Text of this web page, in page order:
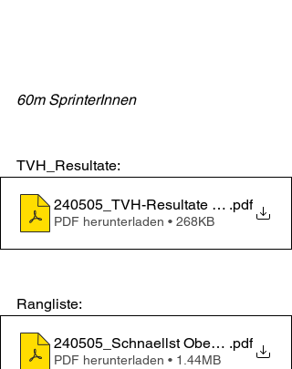
60m SprinterInnen
TVH_Resultate:
240505_TVH-Resultate schnällscht
.pdf
PDF herunterladen • 268KB
Rangliste:
240505_Schnaellst Oberaargauer
.pdf
PDF herunterladen • 1.44MB